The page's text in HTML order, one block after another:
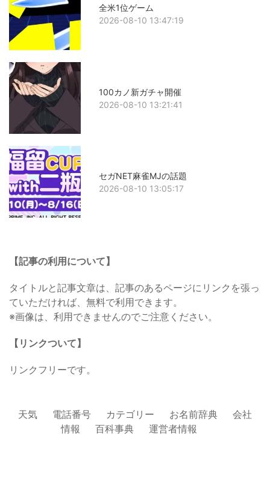
全米1位ゲーム
2026-08-10 13:47:19
100カノ新ガチャ開催
2026-08-10 13:21:41
セガNET麻雀MJの話題
2026-08-10 13:05:17
【記事の利用について】
タイトルと記事文章は、記事のあるページにリンクを張っ
ていただければ、無料で利用できます。
※画像は、利用できませんのでご注意ください。
【リンクついて】
リンクフリーです。
天気 電話番号 カテゴリー お名前辞典
会社
情報
百科事典 運営者情報